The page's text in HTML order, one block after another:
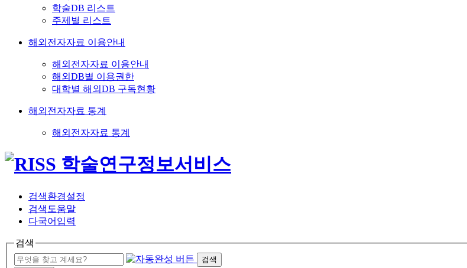
학술DB 리스트
주제별 리스트
해외전자자료 이용안내
해외전자자료 이용안내
해외DB별 이용권한
대학별 해외DB 구독현황
해외전자자료 통계
해외전자자료 통계
검색환경설정
검색도움말
다국어입력
검색
검색